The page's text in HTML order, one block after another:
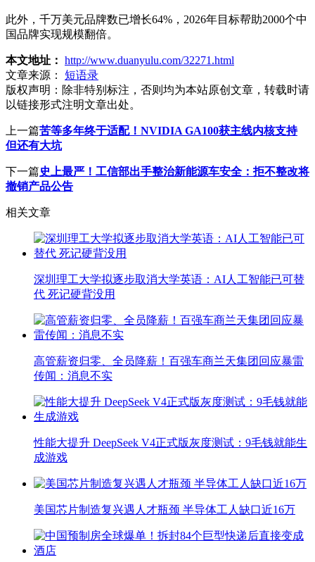
此外，千万美元品牌数已增长64%，2026年目标帮助2000个中
国品牌实现规模翻倍。
本文地址： http://www.duanyulu.com/32271.html
文章来源：
短语录
版权声明： 除非特别标注，否则均为本站原创文章，转载时请
以链接形式注明文章出处。
上一篇苦等多年终于适配！NVIDIA GA100获主线内核支持
但还有大坑
下一篇史上最严！工信部出手整治新能源车安全：拒不整改将
撤销产品公告
相关文章
深圳理工大学拟逐步取消大学英语：AI人工智能已可替
代 死记硬背没用
高管薪资归零、全员降薪！百强车商兰天集团回应暴雷
传闻：消息不实
性能大提升 DeepSeek V4正式版灰度测试：9毛钱就能生
成游戏
美国芯片制造复兴遇人才瓶颈 半导体工人缺口近16万